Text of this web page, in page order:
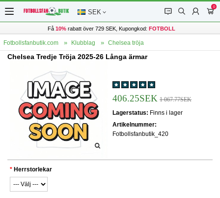
SEK 󰂱 󰂨 󰃳
0
󰃦
Få 10%rabatt över 729 SEK, Kupongkod: FOTBOLL
Fotbollsfanbutik.com Klubblag Chelsea tröja
Chelsea Tredje Tröja 2025-26 Långa ärmar
406.25SEK 1 067.77SEK
Lagerstatus: Finns i lager
Artikelnummer:
Fotbollsfanbutik_420
Herrstorlekar